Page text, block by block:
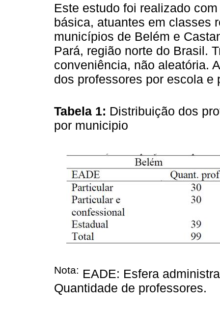
Este estudo foi realizado
básica, atuantes em classes
municípios de Belém e
Pará, região norte do Brasil.
conveniência, não aleatória.
dos professores por escola e
Tabela 1: Distribuição dos
por municipio
Nota: EADE: Esfera
Quantidade de professores.